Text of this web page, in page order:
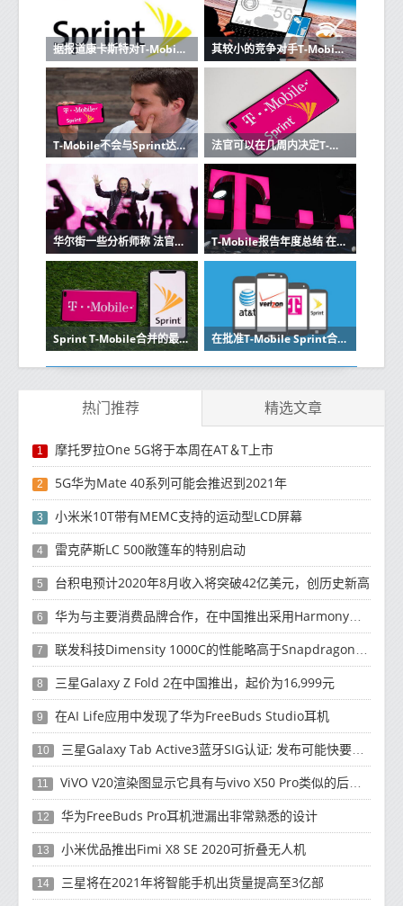
据报道康卡斯特对T-MobileSprint的频谱不感兴趣 其较小的竞争对手T-Mobile在服务的客户总数上将超过Sprint
T-Mobile不会与Sprint达成当前合并交易 法官可以在几周内决定T-Mobile-Sprint合并的命运
华尔街一些分析师称 法官将批准T-Mobile-Sprint合并 T-Mobile报告年度总结 在2019年增加了700万新客户
Sprint T-Mobile合并的最低赔率在争论日结束时触及华尔街 在批准T-Mobile Sprint合并后 Tracfone将通过SmartSIM选择最佳网络
热门推荐 精选文章
1 摩托罗拉One 5G将于本周在AT＆T上市
2 5G华为Mate 40系列可能会推迟到2021年
3 小米米10T带有MEMC支持的运动型LCD屏幕
4 雷克萨斯LC 500敞篷车的特别启动
5 台积电预计2020年8月收入将突破42亿美元，创历史新高
6 华为与主要消费品牌合作，在中国推出采用HarmonyOS 2.0的智能家居产品
7 联发科技Dimensity 1000C的性能略高于Snapdragon 765G
8 三星Galaxy Z Fold 2在中国推出，起价为16,999元
9 在AI Life应用中发现了华为FreeBuds Studio耳机
10 三星Galaxy Tab Active3蓝牙SIG认证; 发布可能快要结束了
11 ViVO V20渲染图显示它具有与vivo X50 Pro类似的后部设计
12 华为FreeBuds Pro耳机泄漏出非常熟悉的设计
13 小米优品推出Fimi X8 SE 2020可折叠无人机
14 三星将在2021年将智能手机出货量提高至3亿部